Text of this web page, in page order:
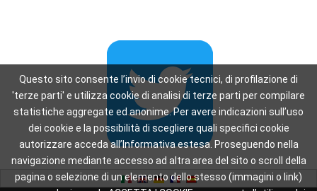
Questo sito consente l’invio di cookie tecnici, di profilazione di
'terze parti' e utilizza cookie di analisi di terze parti per compilare
statistiche aggregate ed anonime. Per avere indicazioni sull’uso
dei cookie e la possibilità di scegliere quali specifici cookie
autorizzare acceda all’Informativa estesa. Proseguendo nella
navigazione mediante accesso ad altra area del sito o scroll della
pagina o selezione di un elemento dello stesso (immagini o link)